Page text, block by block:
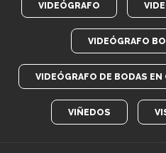
VIDEÓGRAFO
VIDEÓGRAFO
VIDEÓGRAFO DE BODAS EN
VIÑEDOS